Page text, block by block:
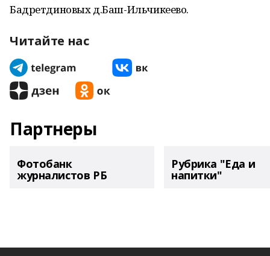
Бадретдиновых д.Баш-Ильчикеево.
Читайте нас
Партнеры
Фотобанк
журналистов РБ
Рубрика "Еда и
напитки"